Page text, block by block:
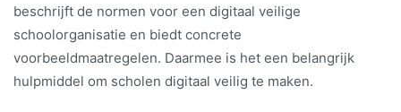
beschrijft de normen voor een digitaal veilige
schoolorganisatie en biedt concrete
voorbeeldmaatregelen. Daarmee is het een belangrijk
hulpmiddel om scholen digitaal veilig te maken.